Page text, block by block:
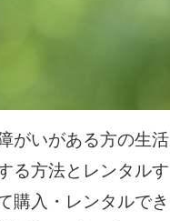
がいがある方の生活
る方法とレンタルす
購入・レンタルでき